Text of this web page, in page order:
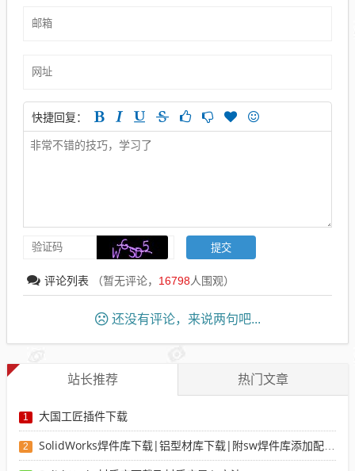
快捷回复：
评论列表 （暂无评论， 16798人围观）
还没有评论，来说两句吧...
站长推荐 热门文章
1 大国工匠插件下载
2 SolidWorks焊件库下载|铝型材库下载|附sw焊件库添加配置使用教程